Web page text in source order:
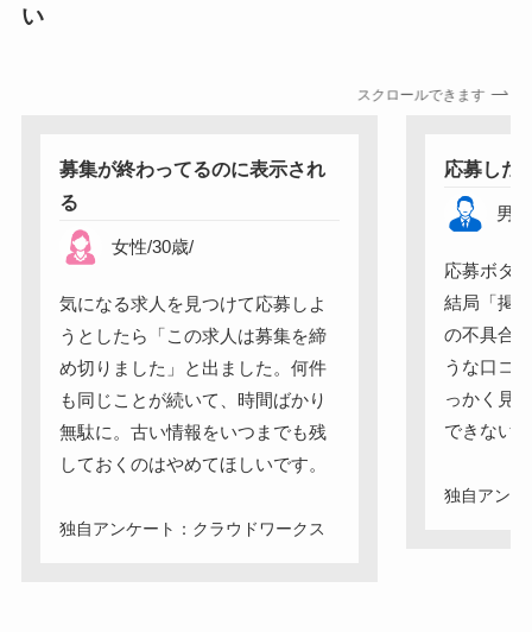
い
スクロールできます
募集が終わってるのに表示され
る
女性/30歳/
気になる求人を見つけて応募しよ
うとしたら「この求人は募集を締
め切りました」と出ました。何件
も同じことが続いて、時間ばかり
無駄に。古い情報をいつまでも残
しておくのはやめてほしいです。
独自アンケート：クラウドワークス
応募した
男性
応募ボタ
結局「掲
の不具合
うな口コ
っかく見
できない
独自アンケ